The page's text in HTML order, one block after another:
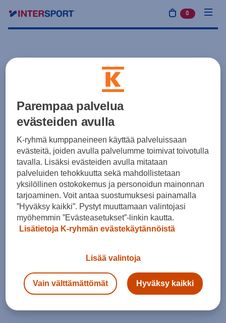
0 tuotetta
Parempaa palvelua
evästeiden avulla
K-ryhmä kumppaneineen käyttää palveluissaan
evästeitä, joiden avulla palvelumme toimivat toivotulla
tavalla. Lisäksi evästeiden avulla mitataan
palveluiden tehokkuutta sekä mahdollistetaan
yksilöllinen ostokokemus ja personoidun mainonnan
tarjoaminen. Voit antaa suostumuksesi painamalla
”Hyväksy kaikki”. Pystyt muuttamaan valintojasi
myöhemmin ”Evästeasetukset”-linkin kautta.
Lisätietoja K-ryhmän evästekäytännöistä
Lisää valintoja
Vain välttämättömät Hyväksy kaikki